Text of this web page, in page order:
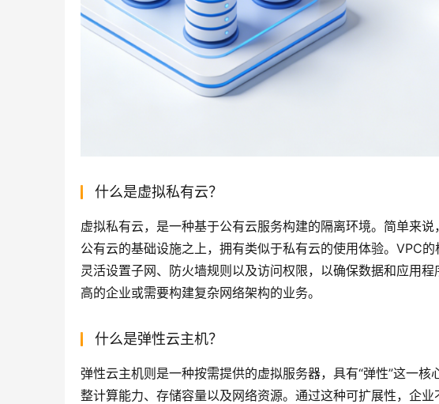
什么是虚拟私有云？
虚拟私有云，是一种基于公有云服务构建的隔离环境。简单来
公有云的基础设施之上，拥有类似于私有云的使用体验。VPC
灵活设置子网、防火墙规则以及访问权限，以确保数据和应用
高的企业或需要构建复杂网络架构的业务。
什么是弹性云主机？
弹性云主机则是一种按需提供的虚拟服务器，具有“弹性”这一
整计算能力、存储容量以及网络资源。通过这种可扩展性，企